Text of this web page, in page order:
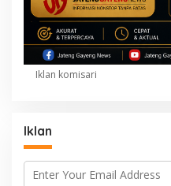
Iklan komisari
Iklan